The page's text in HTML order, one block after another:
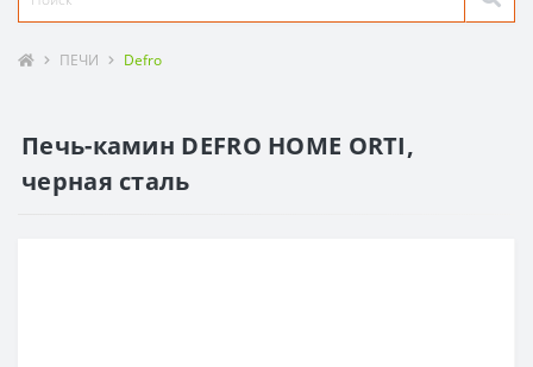
ПЕЧИ Defro
Печь-камин DEFRO HOME ORTI,
черная сталь